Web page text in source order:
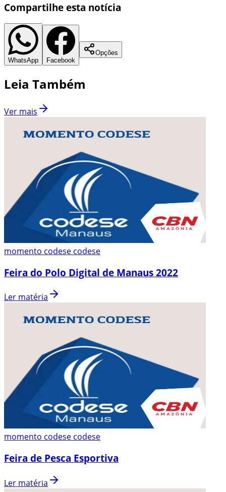
Compartilhe esta notícia
WhatsApp Facebook
Opções
Leia Também
Ver mais
momento codese codese
Feira do Polo Digital de Manaus 2022
Ler matéria
momento codese codese
Feira de Pesca Esportiva
Ler matéria